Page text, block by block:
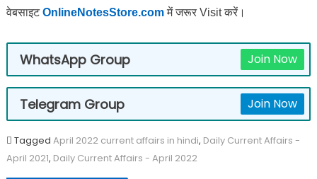
वेबसाइटOnlineNotesStore.comमें जरूर Visit करें।
WhatsApp Group Join Now
Telegram Group Join Now
Tagged April 2022 current affairs in hindi, Daily Current Affairs -
April 2021, Daily Current Affairs - April 2022